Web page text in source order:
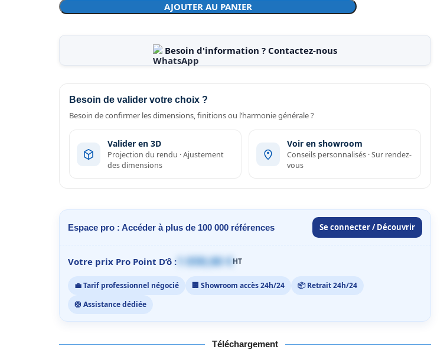
AJOUTER AU PANIER
Besoin d'information ? Contactez-nous
Besoin de valider votre choix ?
Besoin de confirmer les dimensions, finitions ou l’harmonie générale ?
Valider en 3D
Projection du rendu · Ajustement
des dimensions
Voir en showroom
Conseils personnalisés · Sur rendez-
vous
Espace pro : Accéder à plus de 100 000 références Se connecter / Découvrir
Votre prix Pro Point D’ô : 1 059,00 €HT
💼 Tarif professionnel négocié 🏢 Showroom accès 24h/24
📦 Retrait 24h/24
🛟 Assistance dédiée
Téléchargement